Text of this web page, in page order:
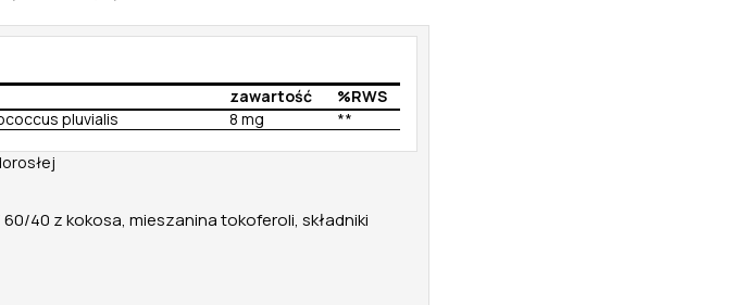
zawartość
%RWS
pluvialis
8 mg **
40 z kokosa, mieszanina tokoferoli, składniki